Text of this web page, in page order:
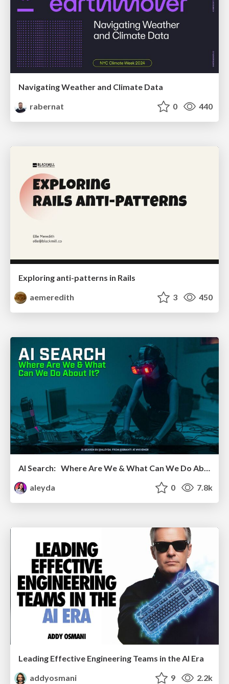
Navigating Weather and Climate Data
rabernat
0 440
Exploring anti-patterns in Rails
aemeredith
3 450
AI Search: Where Are We & What Can We Do About It?
aleyda
0 7.8k
Leading Effective Engineering Teams in the AI Era
addyosmani
9 2.2k